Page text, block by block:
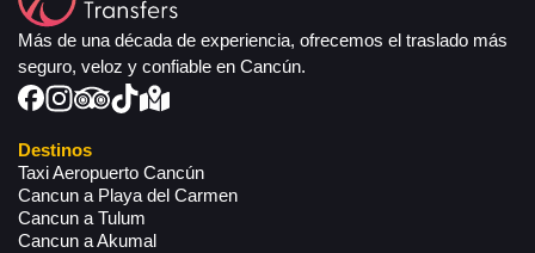
Más de una década de experiencia, ofrecemos el traslado más
seguro, veloz y confiable en Cancún.
Destinos
Taxi Aeropuerto Cancún
Cancun a Playa del Carmen
Cancun a Tulum
Cancun a Akumal